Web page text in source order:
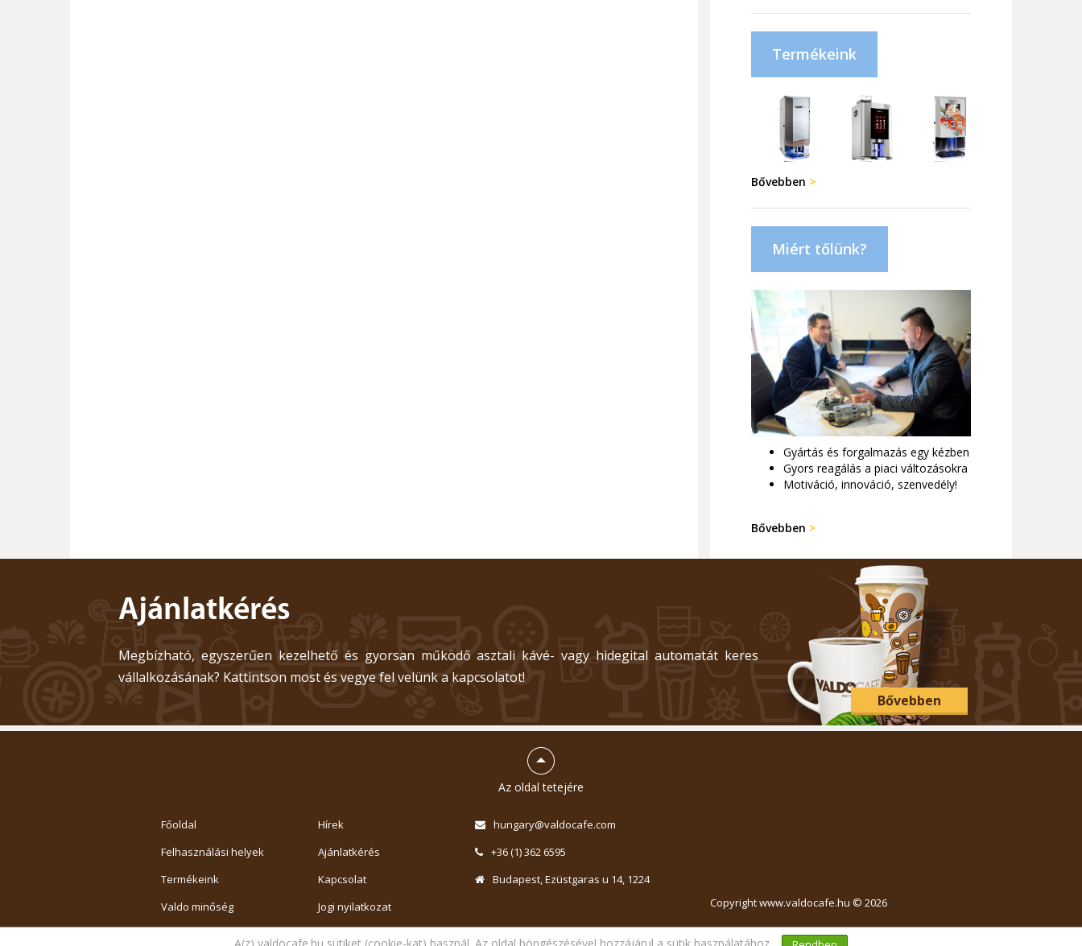
Termékeink
Bővebben >
Miért tőlünk?
Gyártás és forgalmazás egy kézben
Gyors reagálás a piaci változásokra
Motiváció, innováció, szenvedély!
Bővebben >
Ajánlatkérés
Megbízható, egyszerűen kezelhető és gyorsan működő asztali kávé- vagy hidegital automatát keres
vállalkozásának? Kattintson most és vegye fel velünk a kapcsolatot!
Bővebben
Az oldal tetejére
Főoldal
Felhasználási helyek
Termékeink
Valdo minőség
Hírek
Ajánlatkérés
Kapcsolat
Jogi nyilatkozat
hungary@valdocafe.com
+36 (1) 362 6595
Budapest, Ezüstgaras u 14, 1224
Copyright www.valdocafe.hu © 2026